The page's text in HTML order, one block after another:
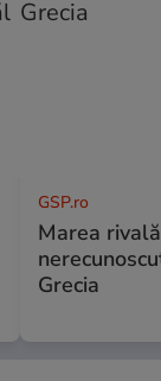
GSP.ro
Marea
Grecia